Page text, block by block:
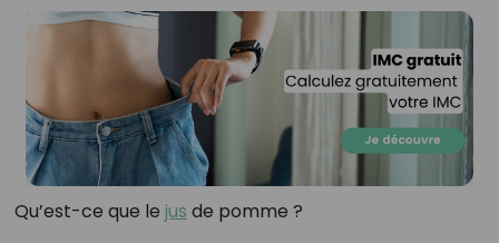
Qu’est-ce que le jus de pomme ?